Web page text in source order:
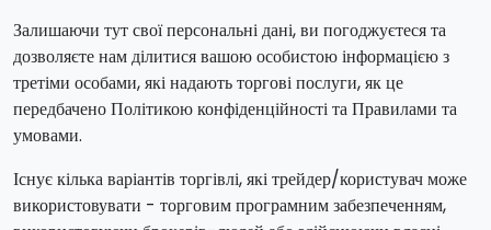
Залишаючи тут свої персональні дані, ви погоджуєтеся та
дозволяєте нам ділитися вашою особистою інформацією з
третіми особами, які надають торгові послуги, як це
передбачено Політикою конфіденційності та Правилами та
умовами.
Існує кілька варіантів торгівлі, які трейдер/користувач може
використовувати - торговим програмним забезпеченням,